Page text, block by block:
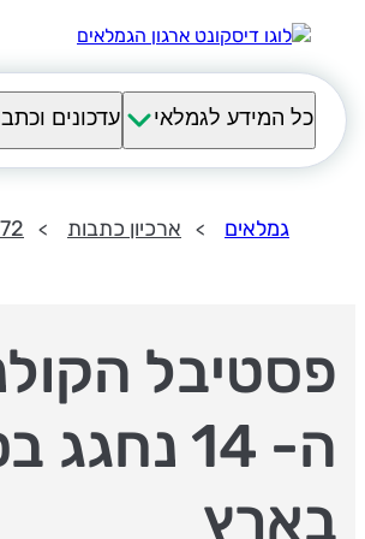
כל המידע לגמלאי עדכונים
גמלאים ארכיון כתבות
פסטיבל
ה- 14
בארץ